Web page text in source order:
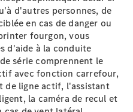
d'autres personnes, de
en cas de danger ou
fourgon, vous
d'aide à la conduite
série comprennent le
avec fonction carrefour,
de ligneactif, l'assistant
, la caméra de recul et